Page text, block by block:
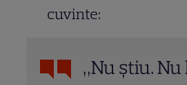
cuvinte:
„Nu știu.